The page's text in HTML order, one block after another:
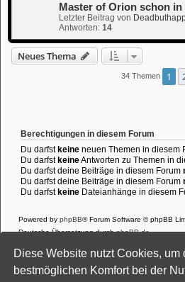
Diese Website nutzt Cookies, um
bestmöglichen Komfort bei der
Master of Orion schon
Letzter Beitrag von
Antworten: 14
Neues Thema
34 Themen 1
Berechtigungen in diesem Forum
Du darfst keine neuen Themen in diesem
Du darfst keineAntworten zu Themen in
Du darfst deine Beiträge in diesem Forum
Du darfst deine Beiträge in diesem Forum
Du darfst keine Dateianhänge in diesem
Powered by phpBB® Forum Software © phpBB
Deutsche Übersetzung durchphpBB.de
Datenschutz |Nutzungsbedingungen